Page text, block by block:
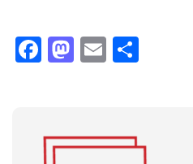
Facebook
Mastodon
Email